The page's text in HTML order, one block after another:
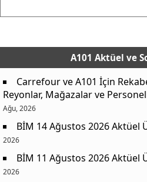
A101 Aktüel ve
Carrefour ve A101 İçin
Reyonlar, Mağazalar ve
Ağu, 2026
BİM 14 Ağustos 2026 Aktüel
2026
BİM 11 Ağustos 2026 Aktüel
2026